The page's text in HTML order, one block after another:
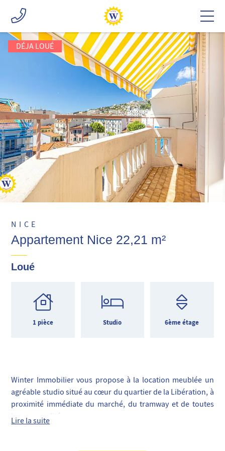
DÉJA LOUÉ
NICE
Appartement Nice 22,21 m²
Loué
1 pièce Studio 6ème étage
Winter Immobilier vous propose à la location meublée un
agréable studio situé au cœur du quartier de la Libération, à
proximité immédiate du marché, du tramway et de toutes
les commodités.
Lire la suite